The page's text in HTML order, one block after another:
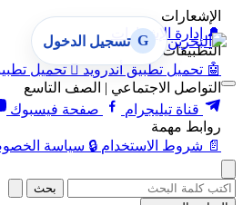
الإشعارات
🔔 إدارة الإشعارات
التطبيقات
🤖 تحميل تطبيق أندرويد  تحميل
التواصل الاجتماعي | الصف التاسع
قناة تيليجرام
صفحة فيسبوك
روابط مهمة
📄 شروط الاستخدام 🔒 سياسة
G تسجيل الدخول
بحث